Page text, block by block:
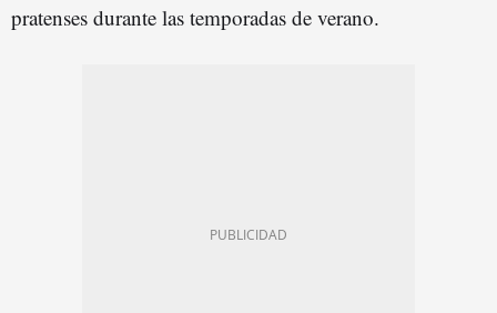
pratenses durante las temporadas de verano.